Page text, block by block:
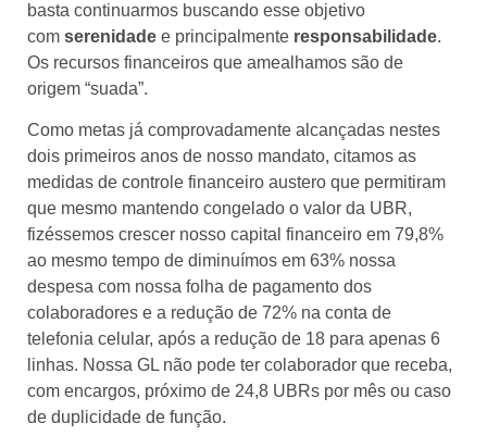
basta continuarmos buscando esse objetivo
com serenidade e principalmente responsabilidade.
Os recursos financeiros que amealhamos são de
origem “suada”.
Como metas já comprovadamente alcançadas nestes
dois primeiros anos de nosso mandato, citamos as
medidas de controle financeiro austero que permitiram
que mesmo mantendo congelado o valor da UBR,
fizéssemos crescer nosso capital financeiro em 79,8%
ao mesmo tempo de diminuímos em 63% nossa
despesa com nossa folha de pagamento dos
colaboradores e a redução de 72% na conta de
telefonia celular, após a redução de 18 para apenas 6
linhas. Nossa GL não pode ter colaborador que receba,
com encargos, próximo de 24,8 UBRs por mês ou caso
de duplicidade de função.